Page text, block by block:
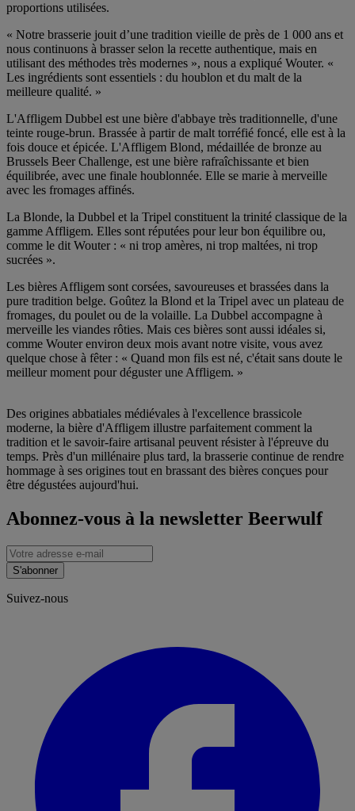
proportions utilisées.
« Notre brasserie jouit d’une tradition vieille de près de 1 000 ans et
nous continuons à brasser selon la recette authentique, mais en
utilisant des méthodes très modernes », nous a expliqué Wouter. «
Les ingrédients sont essentiels : du houblon et du malt de la
meilleure qualité. »
L'Affligem Dubbel est une bière d'abbaye très traditionnelle, d'une
teinte rouge-brun. Brassée à partir de malt torréfié foncé, elle est à la
fois douce et épicée. L'Affligem Blond, médaillée de bronze au
Brussels Beer Challenge, est une bière rafraîchissante et bien
équilibrée, avec une finale houblonnée. Elle se marie à merveille
avec les fromages affinés.
La Blonde, la Dubbel et la Tripel constituent la trinité classique de la
gamme Affligem. Elles sont réputées pour leur bon équilibre ou,
comme le dit Wouter : « ni trop amères, ni trop maltées, ni trop
sucrées ».
Les bières Affligem sont corsées, savoureuses et brassées dans la
pure tradition belge. Goûtez la Blond et la Tripel avec un plateau de
fromages, du poulet ou de la volaille. La Dubbel accompagne à
merveille les viandes rôties. Mais ces bières sont aussi idéales si,
comme Wouter environ deux mois avant notre visite, vous avez
quelque chose à fêter : « Quand mon fils est né, c'était sans doute le
meilleur moment pour déguster une Affligem. »
Des origines abbatiales médiévales à l'excellence brassicole
moderne, la bière d'Affligem illustre parfaitement comment la
tradition et le savoir-faire artisanal peuvent résister à l'épreuve du
temps. Près d'un millénaire plus tard, la brasserie continue de rendre
hommage à ses origines tout en brassant des bières conçues pour
être dégustées aujourd'hui.
Abonnez-vous à la newsletter Beerwulf
S'abonner
Suivez-nous